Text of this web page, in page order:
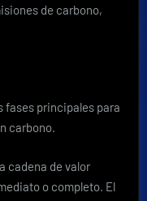
de carbono,
fases principales para
carbono.
cadena de valor
o completo. El